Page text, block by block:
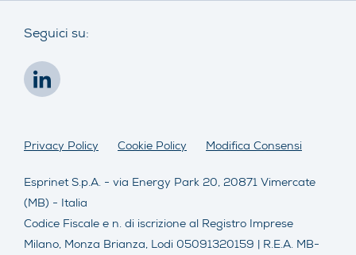
Seguici su:
Esprinet S.p.A. - via Energy Park 20, 20871 Vimercate
(MB) - Italia
Codice Fiscale e n. di iscrizione al Registro Imprese
Milano, Monza Brianza, Lodi 05091320159 | R.E.A. MB-
Privacy Policy Cookie Policy Modifica Consensi